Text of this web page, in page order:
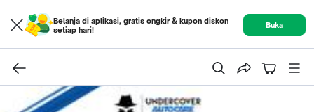
Belanja di aplikasi, gratis ongkir & kupon diskon
setiap hari!
Buka